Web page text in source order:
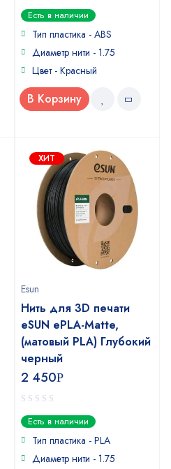
0
out
of
Есть в наличии
Тип пластика - ABS
Диаметр нити - 1.75
Цвет - Красный
В Корзину
ХИТ
Esun
Нить для 3D печати
eSUN ePLA-Matte,
(матовый PLA) Глубокий
черный
2 450Р
0
out
of
Есть в наличии
Тип пластика - PLA
Диаметр нити - 1.75